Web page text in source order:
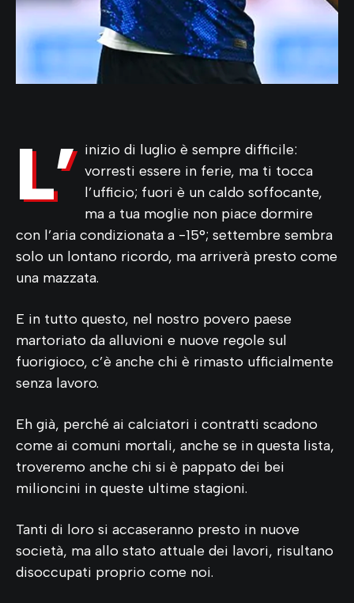
L’ inizio di luglio è sempre difficile:
vorresti essere in ferie, ma ti tocca
l’ufficio; fuori è un caldo soffocante,
ma a tua moglie non piace dormire
con l’aria condizionata a -15°; settembre sembra
solo un lontano ricordo, ma arriverà presto come
una mazzata.
E in tutto questo, nel nostro povero paese
martoriato da alluvioni e nuove regole sul
fuorigioco, c’è anche chi è rimasto ufficialmente
senza lavoro.
Eh già, perché ai calciatori i contratti scadono
come ai comuni mortali, anche se in questa lista,
troveremo anche chi si è pappato dei bei
milioncini in queste ultime stagioni.
Tanti di loro si accaseranno presto in nuove
società, ma allo stato attuale dei lavori, risultano
disoccupati proprio come noi.